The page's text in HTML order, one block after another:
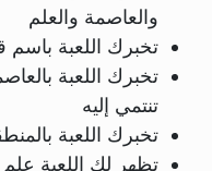
والعاصمة والعلم
تخبرك اللعبة
تخبرك اللعبة
تنتمي إليه
تخبرك اللعبة
تظهر لك اللعبة